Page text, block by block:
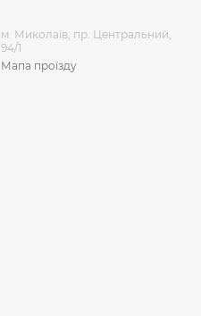
м. Миколаїв, пр. Центральний,
94/1
Мапа проїзду